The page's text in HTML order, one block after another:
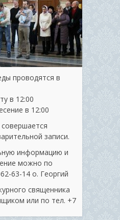
проводятся в
в 12:00
в 12:00
записи.
информацию и
можно по
63-14 о. Георгий
священника
или по тел. ‭+7